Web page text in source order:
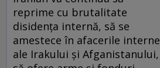
reprime cu brutalitate
disidenţa internă, să se
amestece în afacerile interne
ale Irakului şi Afganistanului,